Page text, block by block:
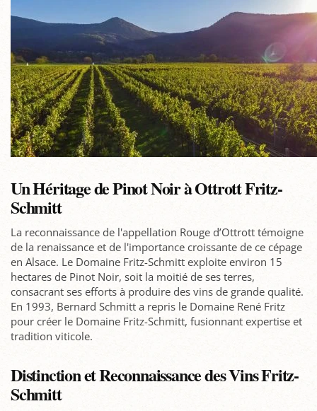
Un Héritage de Pinot Noir à Ottrott Fritz-
Schmitt
La reconnaissance de l'appellation Rouge d’Ottrott témoigne
de la renaissance et de l'importance croissante de ce cépage
en Alsace. Le Domaine Fritz-Schmitt exploite environ 15
hectares de Pinot Noir, soit la moitié de ses terres,
consacrant ses efforts à produire des vins de grande qualité.
En 1993, Bernard Schmitt a repris le Domaine René Fritz
pour créer le Domaine Fritz-Schmitt, fusionnant expertise et
tradition viticole.
Distinction et Reconnaissance des Vins Fritz-
Schmitt